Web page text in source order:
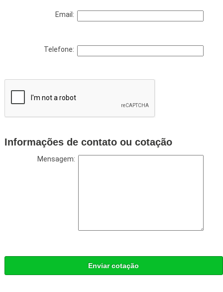
Email:
Telefone:
Informações de contato ou cotação
Mensagem:
Enviar cotação